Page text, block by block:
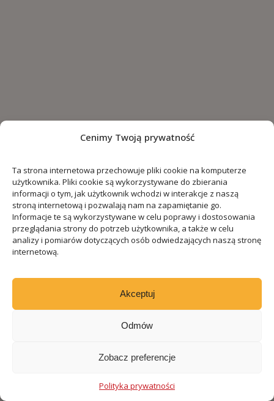
Cenimy Twoją prywatność
Ta strona internetowa przechowuje pliki cookie na komputerze
użytkownika. Pliki cookie są wykorzystywane do zbierania
informacji o tym, jak użytkownik wchodzi w interakcje z naszą
stroną internetową i pozwalają nam na zapamiętanie go.
Informacje te są wykorzystywane w celu poprawy i dostosowania
przeglądania strony do potrzeb użytkownika, a także w celu
analizy i pomiarów dotyczących osób odwiedzających naszą stronę
internetową.
Akceptuj
Odmów
Zobacz preferencje
Polityka prywatności